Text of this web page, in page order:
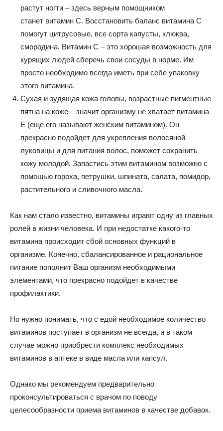
растут ногти – здесь верным помощником
станет витамин С. Восстановить баланс витамина С
помогут цитрусовые, все сорта капусты, клюква,
смородина. Витамин С – это хорошая возможность для
курящих людей сберечь свои сосуды в норме. Им
просто необходимо всегда иметь при себе упаковку
этого витамина.
Сухая и зудящая кожа головы, возрастные пигментные
пятна на коже – значит организму не хватает витамина
Е (еще его называют женским витамином). Он
прекрасно подойдет для укрепления волосяной
луковицы и для питания волос, поможет сохранить
кожу молодой. Запастись этим витамином возможно с
помощью гороха, петрушки, шпината, салата, помидор,
растительного и сливочного масла.
Как нам стало известно, витамины играют одну из главных
ролей в жизни человека. И при недостатке какого-то
витамина происходит сбой основных функций в
организме. Конечно, сбалансированное и рациональное
питание пополнит Ваш организм необходимыми
элементами, что прекрасно подойдет в качестве
профилактики.
Но нужно понимать, что с едой необходимое количество
витаминов поступает в организм не всегда, и в таком
случае можно приобрести комплекс необходимых
витаминов в аптеке в виде масла или капсул.
Однако мы рекомендуем предварительно
проконсультироваться с врачом по поводу
целесообразности приема витаминов в качестве добавок.